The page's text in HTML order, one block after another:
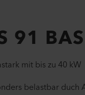
91
mit bis zu 40 kW
belastbar duch